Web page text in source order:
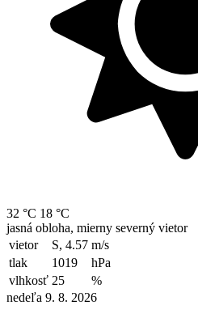
32 °C 18 °C
jasná obloha, mierny severný vietor
vietor
S, 4.57 m/s
tlak
1019
hPa
vlhkosť 25
%
nedeľa 9. 8. 2026